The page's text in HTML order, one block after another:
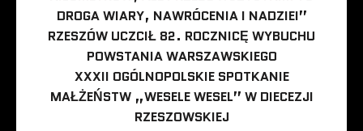
DROGA WIARY, NAWRÓCENIA I NADZIEI”
RZESZÓW UCZCIŁ 82. ROCZNICĘ WYBUCHU
POWSTANIA WARSZAWSKIEGO
XXXII OGÓLNOPOLSKIE SPOTKANIE
MAŁŻEŃSTW „WESELE WESEL” W DIECEZJI
RZESZOWSKIEJ